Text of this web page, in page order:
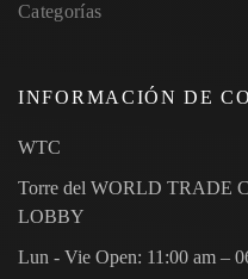
Categorías
INFORMACIÓN DE
WTC
Torre del WORLD TRADE
LOBBY
Lun - Vie Open: 11:00 am –